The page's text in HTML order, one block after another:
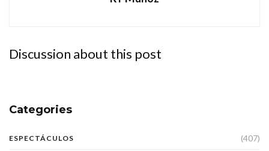
Discussion about this post
Categories
ESPECTÁCULOS (407)